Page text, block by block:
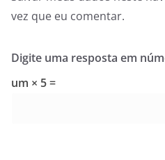
vez que eu comentar.
Digite uma resposta em
um × 5 =